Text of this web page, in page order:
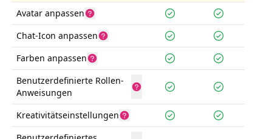
Avatar anpassen
Chat-Icon anpassen
Farben anpassen
Benutzerdefinierte Rollen-
Anweisungen
Kreativitätseinstellungen